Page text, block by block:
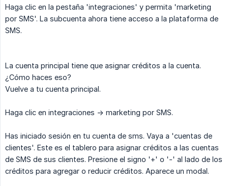
Haga clic en la pestaña 'integraciones' y permita 'marketing
por SMS'. La subcuenta ahora tiene acceso a la plataforma de
SMS.
La cuenta principal tiene que asignar créditos a la cuenta.
¿Cómo haces eso?
Vuelve a tu cuenta principal.
Haga clic en integraciones -> marketing por SMS.
Has iniciado sesión en tu cuenta de sms. Vaya a 'cuentas de
clientes'. Este es el tablero para asignar créditos a las cuentas
de SMS de sus clientes. Presione el signo '+' o '-' al lado de los
créditos para agregar o reducir créditos. Aparece un modal.